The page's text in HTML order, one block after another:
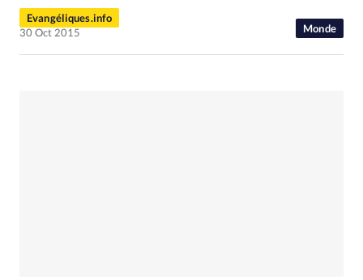
Monde
Evangéliques.info
30 Oct 2015